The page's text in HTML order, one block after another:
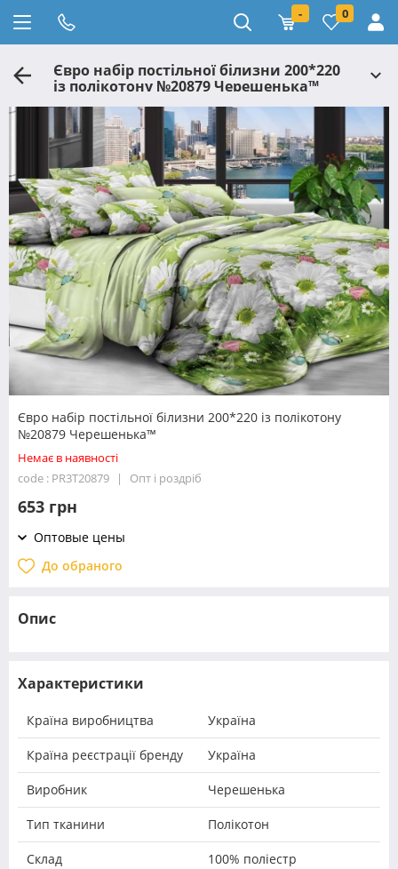
- 0
Євро набір постільної білизни 200*220
із полікотону №20879 Черешенька™
Євро набір постільної білизни 200*220 із полікотону
№20879 Черешенька™
Немає в наявності
code : PR3T20879
Опт і роздріб
653 грн
Оптовые цены
До обраного
Опис
Характеристики
Країна виробництва Україна
Країна реєстрації бренду Україна
Виробник Черешенька
Тип тканини Полікотон
Склад 100% поліестр